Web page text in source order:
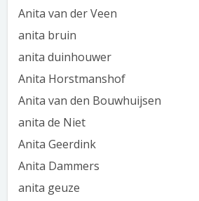
Anita van der Veen
anita bruin
anita duinhouwer
Anita Horstmanshof
Anita van den Bouwhuijsen
anita de Niet
Anita Geerdink
Anita Dammers
anita geuze